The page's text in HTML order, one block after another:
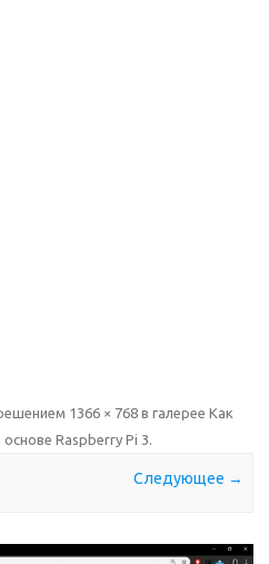
1366 × 768 в галерее Как
Raspberry Pi 3.
Следующее →